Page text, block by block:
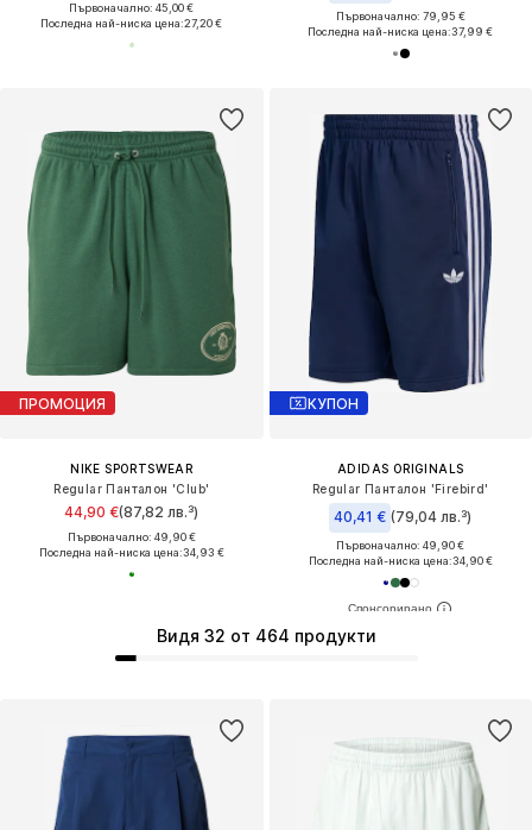
Първоначално: 45,00 €
Последна най-ниска цена:27,20 €
Първоначално: 79,95 €
Последна най-ниска цена:37,99 €
ПРОМОЦИЯ
NIKE SPORTSWEAR
Regular Панталон 'Club'
44,90 €(87,82 лв.³)
Първоначално: 49,90 €
Последна най-ниска цена:34,93 €
КУПОН
ADIDAS ORIGINALS
Regular Панталон 'Firebird'
40,41 € (79,04 лв.³)
Първоначално: 49,90 €
Последна най-ниска цена:34,90 €
Видя 32 от 464 продукти